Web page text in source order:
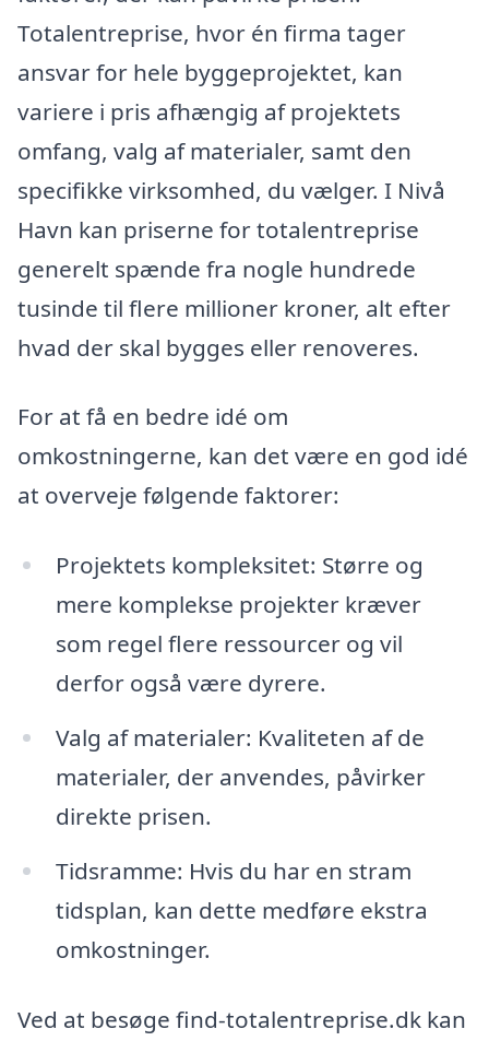
Totalentreprise, hvor én firma tager
ansvar for hele byggeprojektet, kan
variere i pris afhængig af projektets
omfang, valg af materialer, samt den
specifikke virksomhed, du vælger. I Nivå
Havn kan priserne for totalentreprise
generelt spænde fra nogle hundrede
tusinde til flere millioner kroner, alt efter
hvad der skal bygges eller renoveres.
For at få en bedre idé om
omkostningerne, kan det være en god idé
at overveje følgende faktorer:
Projektets kompleksitet: Større og
mere komplekse projekter kræver
som regel flere ressourcer og vil
derfor også være dyrere.
Valg af materialer: Kvaliteten af de
materialer, der anvendes, påvirker
direkte prisen.
Tidsramme: Hvis du har en stram
tidsplan, kan dette medføre ekstra
omkostninger.
Ved at besøge find-totalentreprise.dk kan